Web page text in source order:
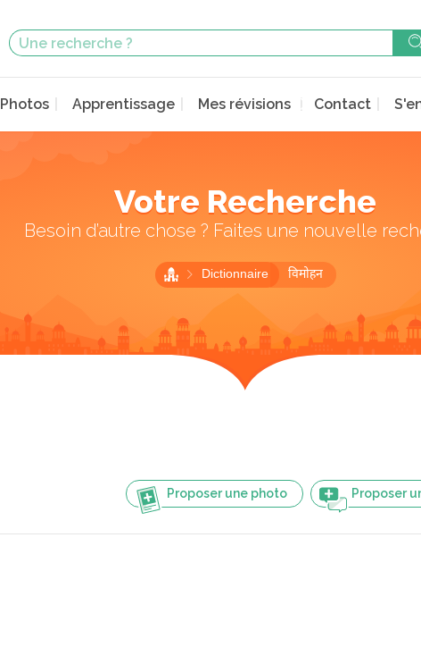
Photos Apprentissage Mes révisions Contact
Votre Recherche
Besoin d’autre chose ? Faites une nouvelle
Dictionnaire विमोहन
Proposer une photo Proposer